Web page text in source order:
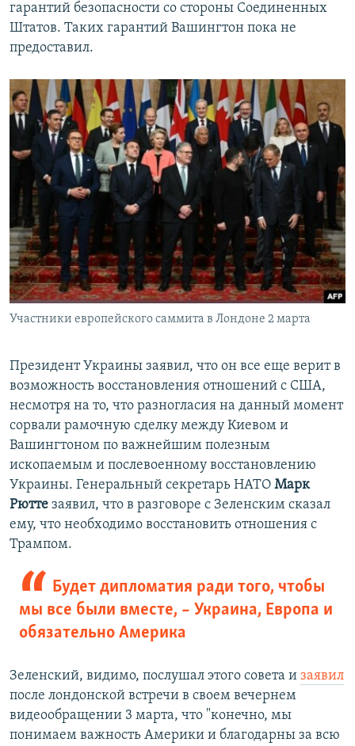
гарантий безопасности со стороны Соединенных
Штатов. Таких гарантий Вашингтон пока не
предоставил.
Участники европейского саммита в Лондоне 2 марта
Президент Украины заявил, что он все еще верит в
возможность восстановления отношений с США,
несмотря на то, что разногласия на данный момент
сорвали рамочную сделку между Киевом и
Вашингтоном по важнейшим полезным
ископаемым и послевоенному восстановлению
Украины. Генеральный секретарь НАТО Марк
Рютте заявил, что в разговоре с Зеленским сказал
ему, что необходимо восстановить отношения с
Трампом.
Будет дипломатия ради того, чтобы
мы все были вместе, – Украина, Европа и
обязательно Америка
Зеленский, видимо, послушал этого совета и заявил
после лондонской встречи в своем вечернем
видеообращении 3 марта, что "конечно, мы
понимаем важность Америки и благодарны за всю